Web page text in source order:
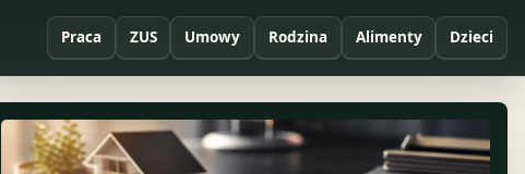
Praca ZUS Umowy Rodzina Alimenty Dzieci